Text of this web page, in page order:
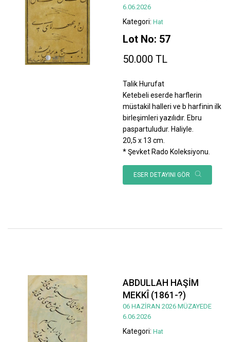
6.06.2026
Kategori: Hat
Lot No: 57
50.000 TL
Talik Hurufat
Ketebeli eserde harflerin
müstakil halleri ve b harfinin ilk
birleşimleri yazılıdır. Ebru
paspartuludur. Haliyle.
20,5 x 13 cm.
* Şevket Rado Koleksiyonu.
ESER DETAYINI GÖR
ABDULLAH HAŞİM
MEKKÎ (1861-?)
06 HAZİRAN 2026 MÜZAYEDE
6.06.2026
Kategori: Hat